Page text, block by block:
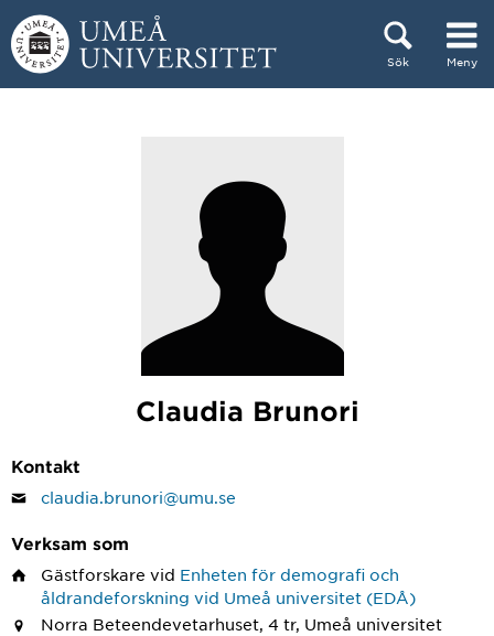
Hoppa direkt till innehållet
Sök Meny
Claudia Brunori
Kontakt
claudia.brunori@umu.se
Verksam som
Gästforskare vid Enheten för demografi och
åldrandeforskning vid Umeå universitet (EDÅ)
Norra Beteendevetarhuset, 4 tr, Umeå universitet